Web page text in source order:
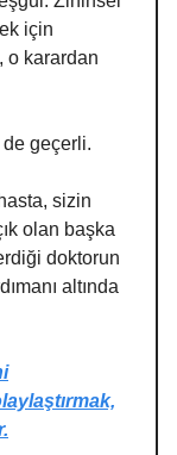
için
o karardan
de geçerli.
sizin
olan başka
doktorun
altında